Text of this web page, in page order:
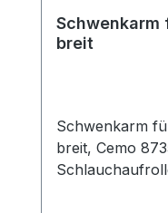
Schwenkarm
breit
Schwenkarm
breit, Cemo 8735 Schwenkarm